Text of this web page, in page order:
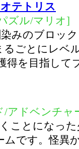
テトリス
ズル/マリオ]
みのブロッ
ごとにレベ
得を目指して
/アドベンチャ
ことになっ
です。怪異